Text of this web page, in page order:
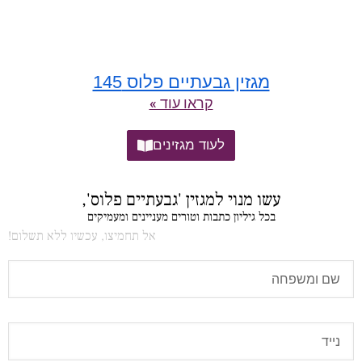
מגזין גבעתיים פלוס 145
קראו עוד »
לעוד מגזינים
עשו מנוי למגזין 'גבעתיים פלוס',
בכל גיליון כתבות וטורים מעניינים ומעמיקים
אל תחמיצו, עכשיו ללא תשלום!